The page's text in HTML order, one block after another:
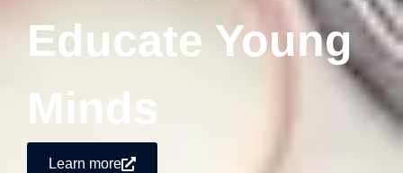
Educate Young
Minds
Learn more